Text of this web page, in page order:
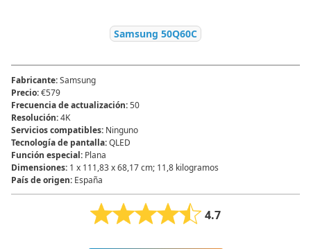
Samsung 50Q60C
Fabricante:Samsung
Precio:€579
Frecuencia de actualización:50
Resolución:4K
Servicios compatibles: Ninguno
Tecnología de pantalla:QLED
Función especial: Plana
Dimensiones: 1 x 111,83 x 68,17 cm; 11,8 kilogramos
País de origen: España
4.7